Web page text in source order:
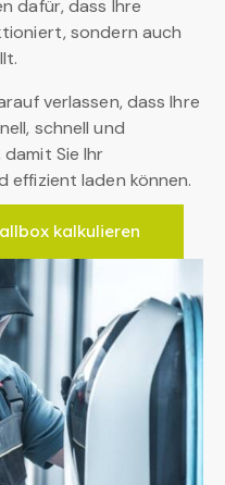
dafür, dass Ihre
sondern auch
verlassen, dass Ihre
schnell und
Sie Ihr
effizient laden können.
kalkulieren